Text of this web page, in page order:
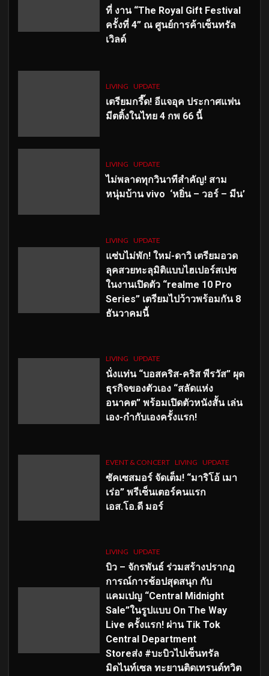
ที่ งาน “The Royal Gift Festival
ครั้งที่ 4” ณ ศูนย์การค้าเซ็นทรัล
เวิลด์
LIVING UPDATE
เตรียมกรี๊ด! อีแจอุค ประกาศแฟน
มีตติ้งในไทย 4 กพ 66 นี้
LIVING UPDATE
ไม่พลาดทุกวินาทีสำคัญ! สาม
หนุ่มบ้าน vivo ‘หยิ่น – วอร์ – มีน’
LIVING UPDATE
แซ่บไม่พัก! ใหม่-ดาวิ เตรียมอวด
ลุคสวยทะลุมิติแบบไฮเปอร์สเปซ
ในงานเปิดตัว “realme 10 Pro
Series” เตรียมไปว้าวพร้อมกัน 8
ธันวาคมนี้
LIVING UPDATE
นั่งแท่น “บอสคริส-คริส พีรวัส” ผุด
ธุรกิจของตัวเอง “สลัดแห่ง
อนาคต” พร้อมเปิดตัวหนังสั้น เล่น
เอง-กำกับเองครั้งแรก!
EVENT & CONCERT LIVING UPDATE
ซัคเซสมอร์ จัดเต็ม! “มาริโอ้ เมา
เร่อ” พรีเซ็นเตอร์คนแรก
เอส.โอ.ดี มอร์
LIVING UPDATE
บิว – จักรพันธ์ ร่วมสร้างปรากฏ
การณ์การช้อปสุดสนุก กับ
แคมเปญ “Central Midnight
Sale”ในรูปแบบ On The Way
Live ครั้งแรก! ผ่าน Tik Tok
Central Department
Storeส่ง #บะบิวไปเซ็นทรัล
มิดไนท์เซล ทะยานติดเทรนด์ทวิต